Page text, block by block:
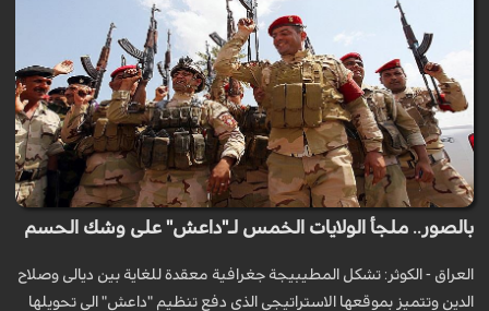
بالصور.. ملجأ الولايات الخمس لـ"داعش" على وشك الحسم
العراق - الكوثر: تشكل المطيبيجة جغرافية معقدة للغاية بين ديالى وصلاح
الدين وتتميز بموقعها الاستراتيجي الذي دفع تنظيم "داعش" الى تحويلها